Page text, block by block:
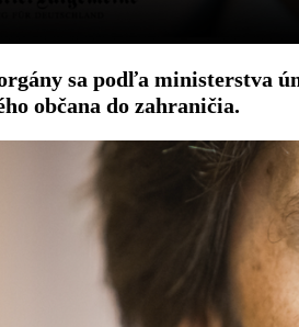
sa podľa ministerstva
občana do zahraničia.